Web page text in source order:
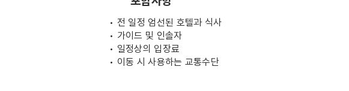
• 전 일정 엄선된 호텔과 식사
• 가이드 및 인솔자
• 일정상의 입장료
• 이동 시 사용하는 교통수단